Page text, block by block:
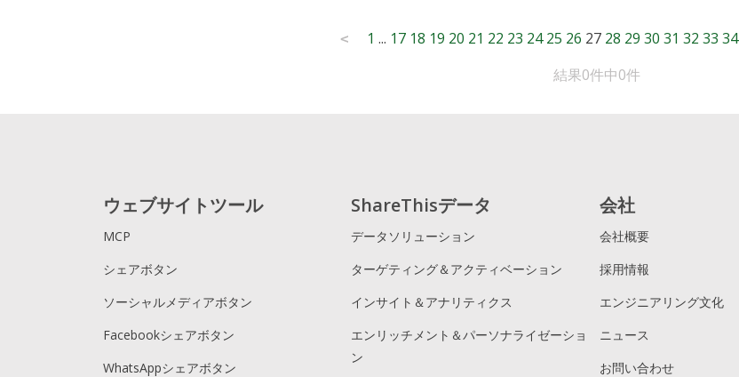
< 1 ... 17 18 19 20 21 22 23 24 25 26 27 28 29 30 31 32 33 34
結果0件中0件
ウェブサイトツール
MCP
シェアボタン
ソーシャルメディアボタン
Facebookシェアボタン
WhatsAppシェアボタン
ShareThisデータ
データソリューション
ターゲティング＆アクティベーション
インサイト＆アナリティクス
エンリッチメント＆パーソナライゼーショ
ン
会社
会社概要
採用情報
エンジニアリング文化
ニュース
お問い合わせ